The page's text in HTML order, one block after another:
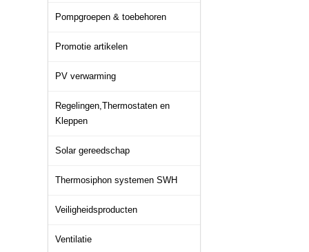
Pompgroepen & toebehoren
Promotie artikelen
PV verwarming
Regelingen,Thermostaten en
Kleppen
Solar gereedschap
Thermosiphon systemen SWH
Veiligheidsproducten
Ventilatie